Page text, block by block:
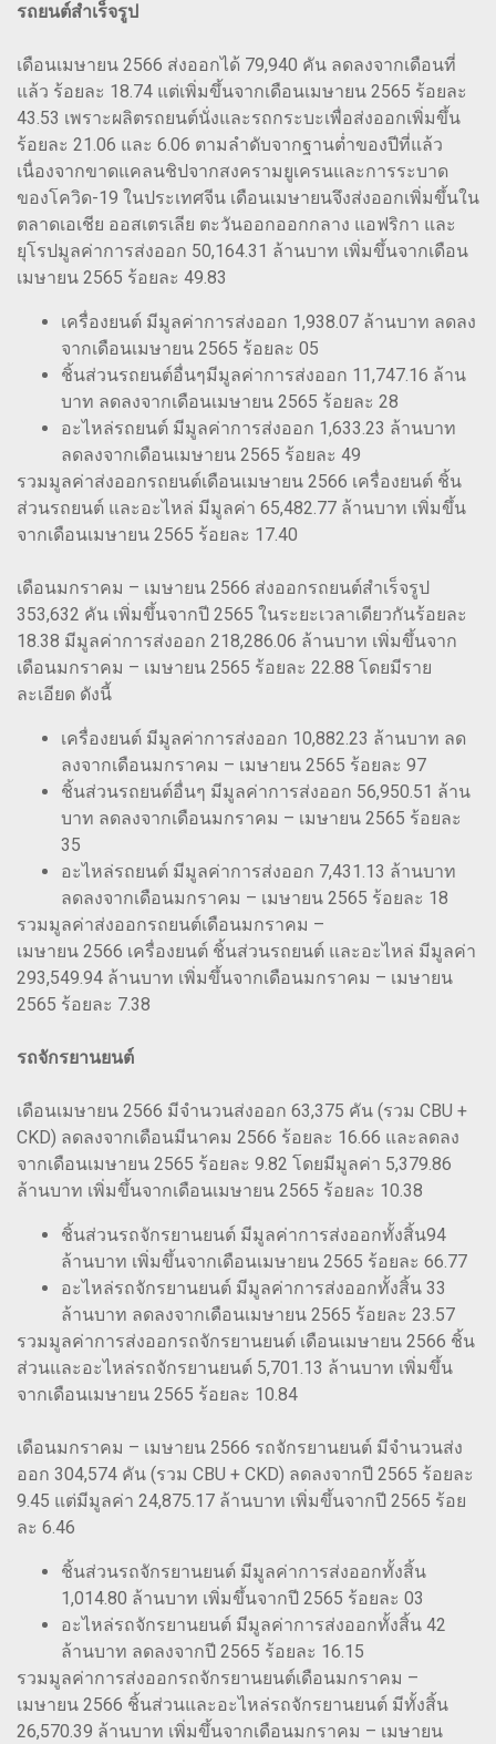
รถยนต์สำเร็จรูป
เดือนเมษายน 2566 ส่งออกได้ 79,940 คัน ลดลงจากเดือนที่
แล้ว ร้อยละ 18.74 แต่เพิ่มขึ้นจากเดือนเมษายน 2565 ร้อยละ
43.53 เพราะผลิตรถยนต์นั่งและรถกระบะเพื่อส่งออกเพิ่มขึ้น
ร้อยละ 21.06 และ 6.06 ตามลำดับจากฐานต่ำของปีที่แล้ว
เนื่องจากขาดแคลนชิปจากสงครามยูเครนและการระบาด
ของโควิด-19 ในประเทศจีน เดือนเมษายนจึงส่งออกเพิ่มขึ้นใน
ตลาดเอเชีย ออสเตรเลีย ตะวันออกออกกลาง แอฟริกา และ
ยุโรปมูลค่าการส่งออก 50,164.31 ล้านบาท เพิ่มขึ้นจากเดือน
เมษายน 2565 ร้อยละ 49.83
เครื่องยนต์ มีมูลค่าการส่งออก 1,938.07 ล้านบาท ลดลง
จากเดือนเมษายน 2565 ร้อยละ 05
ชิ้นส่วนรถยนต์อื่นๆมีมูลค่าการส่งออก 11,747.16 ล้าน
บาท ลดลงจากเดือนเมษายน 2565 ร้อยละ 28
อะไหล่รถยนต์ มีมูลค่าการส่งออก 1,633.23 ล้านบาท
ลดลงจากเดือนเมษายน 2565 ร้อยละ 49
รวมมูลค่าส่งออกรถยนต์เดือนเมษายน 2566 เครื่องยนต์ ชิ้น
ส่วนรถยนต์ และอะไหล่ มีมูลค่า 65,482.77 ล้านบาท เพิ่มขึ้น
จากเดือนเมษายน 2565 ร้อยละ 17.40
เดือนมกราคม – เมษายน 2566 ส่งออกรถยนต์สำเร็จรูป
353,632 คัน เพิ่มขึ้นจากปี 2565 ในระยะเวลาเดียวกันร้อยละ
18.38 มีมูลค่าการส่งออก 218,286.06 ล้านบาท เพิ่มขึ้นจาก
เดือนมกราคม – เมษายน 2565 ร้อยละ 22.88 โดยมีราย
ละเอียด ดังนี้
เครื่องยนต์ มีมูลค่าการส่งออก 10,882.23 ล้านบาท ลด
ลงจากเดือนมกราคม – เมษายน 2565 ร้อยละ 97
ชิ้นส่วนรถยนต์อื่นๆ มีมูลค่าการส่งออก 56,950.51 ล้าน
บาท ลดลงจากเดือนมกราคม – เมษายน 2565 ร้อยละ
35
อะไหล่รถยนต์ มีมูลค่าการส่งออก 7,431.13 ล้านบาท
ลดลงจากเดือนมกราคม – เมษายน 2565 ร้อยละ 18
รวมมูลค่าส่งออกรถยนต์เดือนมกราคม –
เมษายน 2566 เครื่องยนต์ ชิ้นส่วนรถยนต์ และอะไหล่ มีมูลค่า
293,549.94 ล้านบาท เพิ่มขึ้นจากเดือนมกราคม – เมษายน
2565 ร้อยละ 7.38
รถจักรยานยนต์
เดือนเมษายน 2566 มีจำนวนส่งออก 63,375 คัน (รวม CBU +
CKD) ลดลงจากเดือนมีนาคม 2566 ร้อยละ 16.66 และลดลง
จากเดือนเมษายน 2565 ร้อยละ 9.82 โดยมีมูลค่า 5,379.86
ล้านบาท เพิ่มขึ้นจากเดือนเมษายน 2565 ร้อยละ 10.38
ชิ้นส่วนรถจักรยานยนต์ มีมูลค่าการส่งออกทั้งสิ้น94
ล้านบาท เพิ่มขึ้นจากเดือนเมษายน 2565 ร้อยละ 66.77
อะไหล่รถจักรยานยนต์ มีมูลค่าการส่งออกทั้งสิ้น 33
ล้านบาท ลดลงจากเดือนเมษายน 2565 ร้อยละ 23.57
รวมมูลค่าการส่งออกรถจักรยานยนต์ เดือนเมษายน 2566 ชิ้น
ส่วนและอะไหล่รถจักรยานยนต์ 5,701.13 ล้านบาท เพิ่มขึ้น
จากเดือนเมษายน 2565 ร้อยละ 10.84
เดือนมกราคม – เมษายน 2566 รถจักรยานยนต์ มีจำนวนส่ง
ออก 304,574 คัน (รวม CBU + CKD) ลดลงจากปี 2565 ร้อยละ
9.45 แต่มีมูลค่า 24,875.17 ล้านบาท เพิ่มขึ้นจากปี 2565 ร้อย
ละ 6.46
ชิ้นส่วนรถจักรยานยนต์ มีมูลค่าการส่งออกทั้งสิ้น
1,014.80 ล้านบาท เพิ่มขึ้นจากปี 2565 ร้อยละ 03
อะไหล่รถจักรยานยนต์ มีมูลค่าการส่งออกทั้งสิ้น 42
ล้านบาท ลดลงจากปี 2565 ร้อยละ 16.15
รวมมูลค่าการส่งออกรถจักรยานยนต์เดือนมกราคม –
เมษายน 2566 ชิ้นส่วนและอะไหล่รถจักรยานยนต์ มีทั้งสิ้น
26,570.39 ล้านบาท เพิ่มขึ้นจากเดือนมกราคม – เมษายน